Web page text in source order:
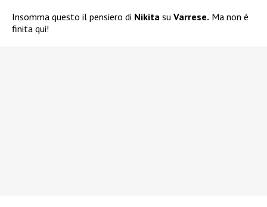
Insomma questo il pensiero di Nikita su Varrese. Ma non è
finita qui!